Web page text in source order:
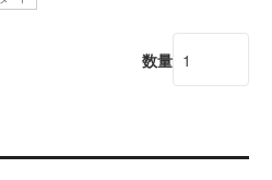
数量